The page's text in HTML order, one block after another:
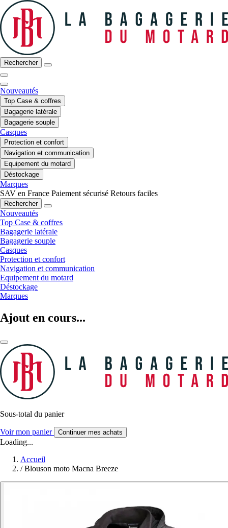
Rechercher
Nouveautés
Top Case & coffres
Bagagerie latérale
Bagagerie souple
Casques
Protection et confort
Navigation et communication
Equipement du motard
Déstockage
Marques
SAV en France Paiement sécurisé Retours faciles
Rechercher
Nouveautés
Top Case & coffres
Bagagerie latérale
Bagagerie souple
Casques
Protection et confort
Navigation et communication
Equipement du motard
Déstockage
Marques
Ajout en cours...
Sous-total du panier
Voir mon panier Continuer mes achats
Loading...
Accueil
/ Blouson moto Macna Breeze